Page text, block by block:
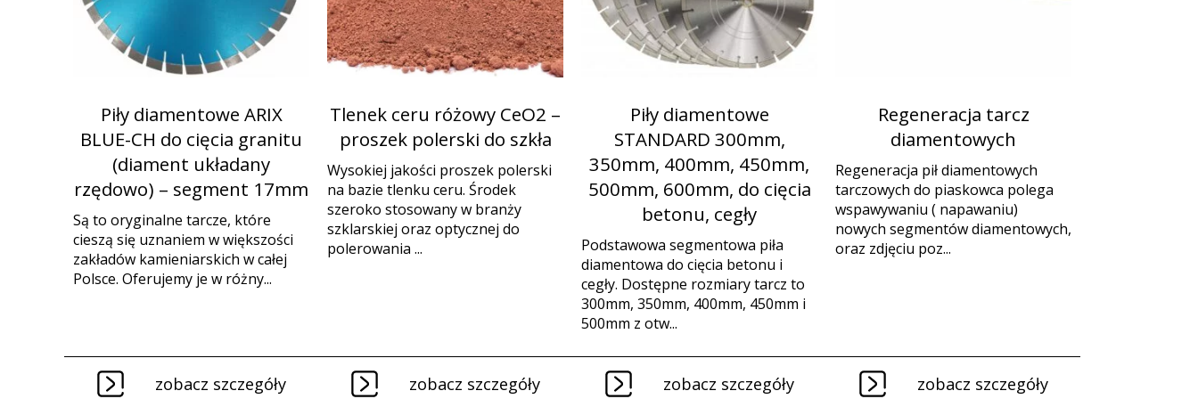
Piły diamentowe ARIX
BLUE-CH do cięcia granitu
(diament układany
rzędowo) – segment 17mm
Są to oryginalne tarcze, które
cieszą się uznaniem w większości
zakładów kamieniarskich w całej
Polsce. Oferujemy je w różny...
zobacz szczegóły
Tlenek ceru różowy CeO2 –
proszek polerski do szkła
Wysokiej jakości proszek polerski
na bazie tlenku ceru. Środek
szeroko stosowany w branży
szklarskiej oraz optycznej do
polerowania ...
zobacz szczegóły
Piły diamentowe
STANDARD 300mm,
350mm, 400mm, 450mm,
500mm, 600mm, do cięcia
betonu, cegły
Podstawowa segmentowa piła
diamentowa do cięcia betonu i
cegły. Dostępne rozmiary tarcz to
300mm, 350mm, 400mm, 450mm i
500mm z otw...
zobacz szczegóły
Regeneracja tarcz
diamentowych
Regeneracja pił diamentowych
tarczowych do piaskowca polega
wspawywaniu ( napawaniu)
nowych segmentów diamentowych,
oraz zdjęciu poz...
zobacz szczegóły